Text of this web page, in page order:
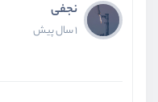
نجفی
1 سال پیش